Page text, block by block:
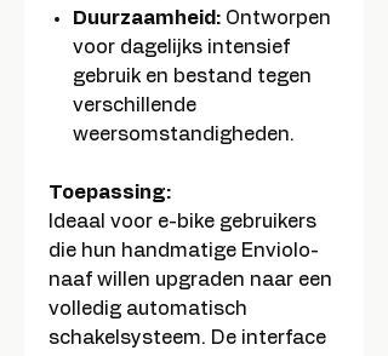
Duurzaamheid: Ontworpen
voor dagelijks intensief
gebruik en bestand tegen
verschillende
weersomstandigheden.
Toepassing:
Ideaal voor e-bike gebruikers
die hun handmatige Enviolo-
naaf willen upgraden naar een
volledig automatisch
schakelsysteem. De interface